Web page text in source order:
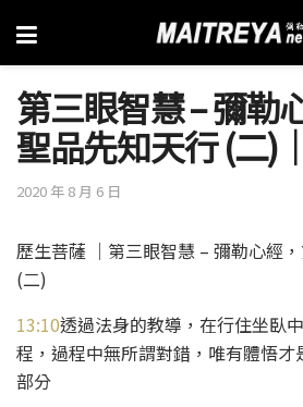
第三眼智慧 – 彌勒
聖品先知天行 (二
2020 年 8 月 6 日
歷生菩薩 │第三眼智慧 – 彌勒心經
(二)
13:10透過法身的教導，在行住坐臥
程，過程中無所謂對錯，唯有體悟
部分